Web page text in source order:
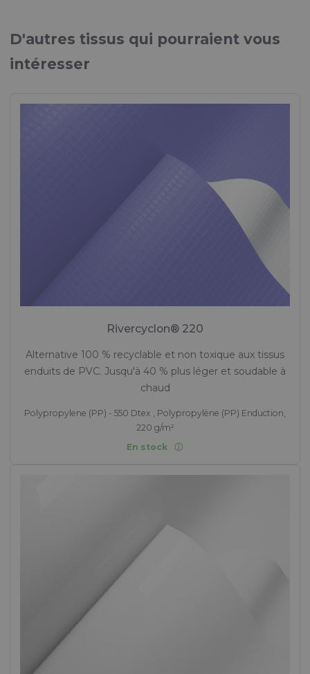
D'autres tissus qui pourraient vous
intéresser
Rivercyclon® 220
Alternative 100 % recyclable et non toxique aux tissus
enduits de PVC. Jusqu'à 40 % plus léger et soudable à
chaud
Polypropylene (PP) - 550 Dtex , Polypropylène (PP) Enduction,
220 g/m²
En stock